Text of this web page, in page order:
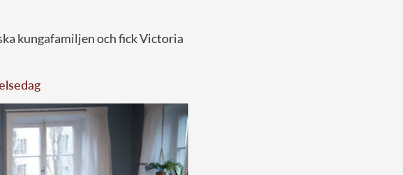
kungafamiljen och fick Victoria